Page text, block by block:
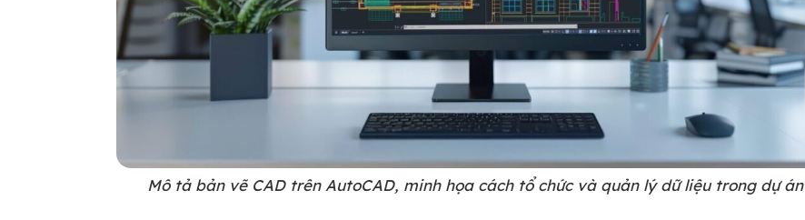
Mô tả bản vẽ CAD trên AutoCAD, minh họa cách tổ chức và quản lý dữ liệu trong dự án